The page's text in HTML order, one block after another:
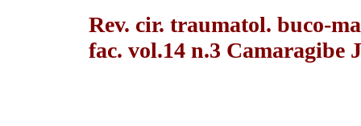
Rev. cir. traumatol. buco-
fac. vol.14 n.3 Camaragibe